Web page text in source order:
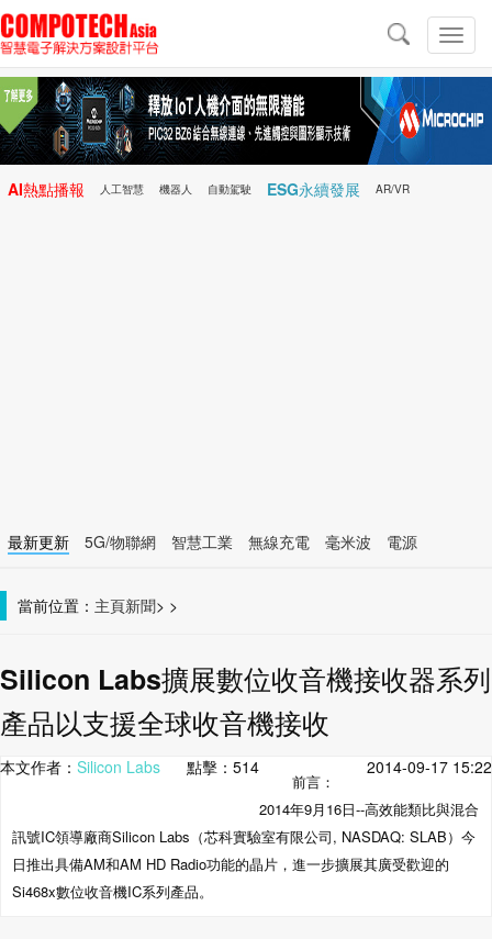
切
換
導
導
航
AI熱點播報 人工智慧 機器人 自動駕駛 ESG永續發展 AR/VR
最新更新 5G/物聯網 智慧工業 無線充電 毫米波
電源
當前位置： 主頁 >
新聞 >
Silicon Labs擴展數位收音機接收器系列
產品以支援全球收音機接收
本文作者： Silicon Labs 點擊： 514 2014-09-17 15:22
前言：
2014年9月16日--高效能類比與混合
訊號IC領導廠商Silicon Labs（芯科實驗室有限公司, NASDAQ: SLAB）今
日推出具備AM和AM HD Radio功能的晶片，進一步擴展其廣受歡迎的
Si468x數位收音機IC系列產品。